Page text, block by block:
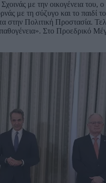
με την οικογένεια του,
με τη σύζυγο και το παιδί
στην Πολιτική Προστασία.
Στο Προεδρικό